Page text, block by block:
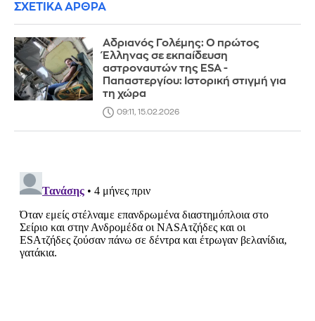
ΣΧΕΤΙΚΑ ΑΡΘΡΑ
Αδριανός Γολέμης: Ο πρώτος
Έλληνας σε εκπαίδευση
αστροναυτών της ESA -
Παπαστεργίου: Ιστορική στιγμή για
τη χώρα
09:11, 15.02.2026